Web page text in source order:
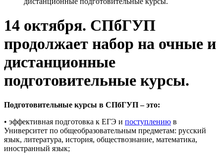
14 октября. СПбГУП
продолжает набор на очные и
дистанционные
подготовительные курсы.
Подготовительные курсы в СПбГУП – это:
• эффективная подготовка к ЕГЭ и поступлению в
Университет по общеобразовательным предметам: русский
язык, литература, история, обществознание, математика,
иностранный язык;